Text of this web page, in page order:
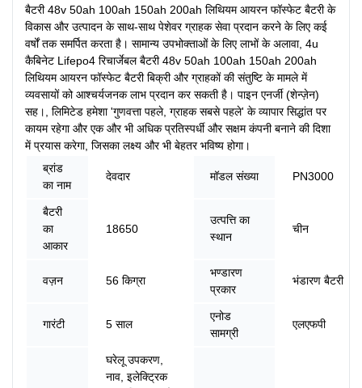
बैटरी 48v 50ah 100ah 150ah 200ah लिथियम आयरन फॉस्फेट बैटरी के
विकास और उत्पादन के साथ-साथ पेशेवर ग्राहक सेवा प्रदान करने के लिए कई
वर्षों तक समर्पित करता है। सामान्य उपभोक्ताओं के लिए लाभों के अलावा, 4u
कैबिनेट Lifepo4 रिचार्जेबल बैटरी 48v 50ah 100ah 150ah 200ah
लिथियम आयरन फॉस्फेट बैटरी बिक्री और ग्राहकों की संतुष्टि के मामले में
व्यवसायों को आश्चर्यजनक लाभ प्रदान कर सकती है। पाइन एनर्जी (शेन्ज़ेन)
सह।, लिमिटेड हमेशा 'गुणवत्ता पहले, ग्राहक सबसे पहले' के व्यापार सिद्धांत पर
कायम रहेगा और एक और भी अधिक प्रतिस्पर्धी और सक्षम कंपनी बनाने की दिशा
में प्रयास करेगा, जिसका लक्ष्य और भी बेहतर भविष्य होगा।
ब्रांड
का नाम
देवदार मॉडल संख्या PN3000
बैटरी
का
आकार
18650
उत्पत्ति का
स्थान
चीन
वज़न 56 किग्रा
भण्डारण
प्रकार
भंडारण बैटरी
गारंटी 5 साल
एनोड
सामग्री
एलएफपी
घरेलू उपकरण,
नाव, इलेक्ट्रिक